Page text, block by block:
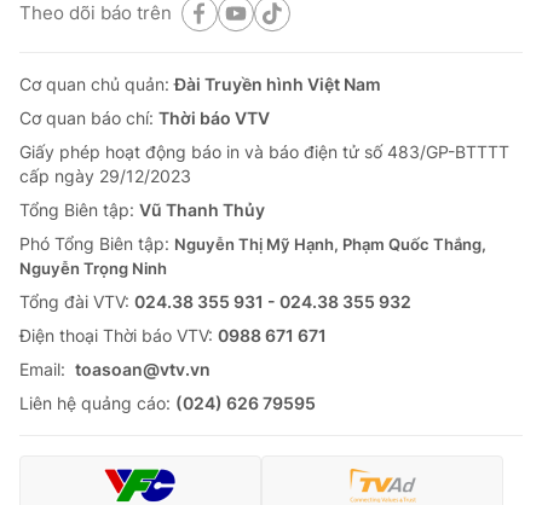
Theo dõi báo trên
Cơ quan chủ quản:Đài Truyền hình Việt Nam
Cơ quan báo chí: Thời báo VTV
Giấy phép hoạt động báo in và báo điện tử số 483/GP-BTTTT
cấp ngày 29/12/2023
Tổng Biên tập: Vũ Thanh Thủy
Phó Tổng Biên tập: Nguyễn Thị Mỹ Hạnh, Phạm Quốc Thắng,
Nguyễn Trọng Ninh
Tổng đài VTV: 024.38 355 931 - 024.38 355 932
Ðiện thoại Thời báo VTV: 0988 671 671
Email: toasoan@vtv.vn
Liên hệ quảng cáo: (024) 626 79595